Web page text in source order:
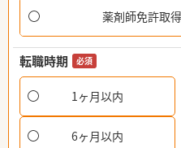
薬剤師免許取得
転職時期 必須
1ヶ月以内
6ヶ月以内